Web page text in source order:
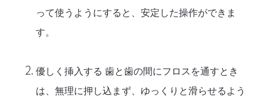
って使うようにすると、安定した操作ができま
す。
優しく挿入する 歯と歯の間にフロスを通すとき
は、無理に押し込まず、ゆっくりと滑らせるよう